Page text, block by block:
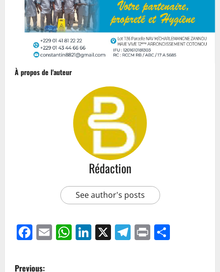
À propos de l'auteur
Rédaction
See author's posts
Facebook
EmailWhatsApp
LinkedIn
X Telegram
Print
Previous: